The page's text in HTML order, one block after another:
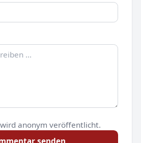
anonym veröffentlicht.